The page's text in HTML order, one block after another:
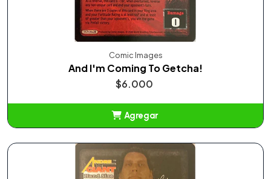
Comic Images
And I'm Coming To Getcha!
$6.000
Agregar